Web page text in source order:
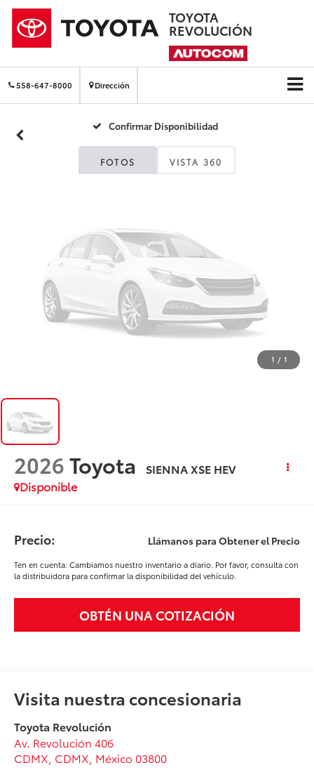
TOYOTA
REVOLUCIÓN
558-647-8000 Dirección
Confirmar Disponibilidad
FOTOS VISTA 360
Fotos No
Disponibles
Por favor, revise luego
1 / 1
2026Toyota
SIENNA XSE HEV
Disponible
Precio: Llámanos para Obtener el Precio
Ten en cuenta: Cambiamos nuestro inventario a diario. Por favor, consulta con
la distribuidora para confirmar la disponibilidad del vehículo.
OBTÉN UNA COTIZACIÓN
Visita nuestra concesionaria
Toyota Revolución
Av. Revolución 406
CDMX CDMX , México 03800